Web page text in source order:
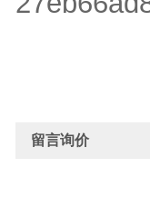
留言询价